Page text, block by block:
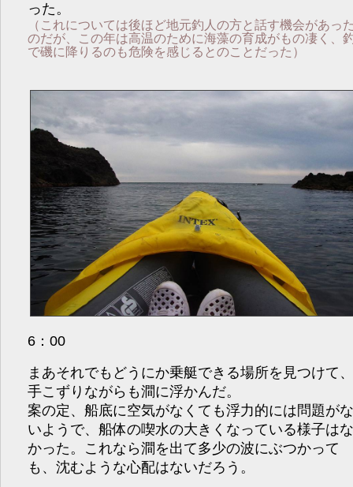
った。
（これについては後ほど地元釣人の方と話す機会があっ
のだが、この年は高温のために海藻の育成がもの凄く、
で磯に降りるのも危険を感じるとのことだった）
6：00
まあそれでもどうにか乗艇できる場所を見つけて
手こずりながらも澗に浮かんだ。
案の定、船底に空気がなくても浮力的には問題が
いようで、船体の喫水の大きくなっている様子は
かった。これなら澗を出て多少の波にぶつかって
も、沈むような心配はないだろう。